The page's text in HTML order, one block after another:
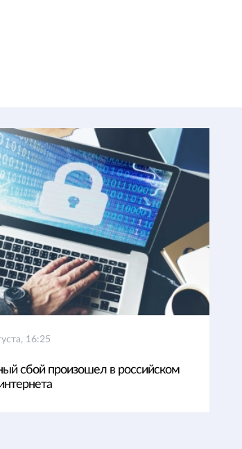
16:25
сбой произошел в российском